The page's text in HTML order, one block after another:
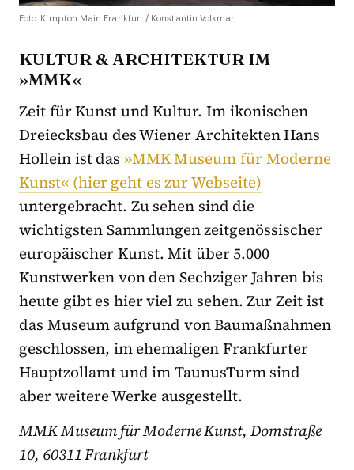
Foto: Kimpton Main Frankfurt / Konstantin Volkmar
KULTUR & ARCHITEKTUR IM
»MMK«
Zeit für Kunst und Kultur. Im ikonischen
Dreiecksbau des Wiener Architekten Hans
Hollein ist das »MMK Museum für Moderne
Kunst« (hier geht es zur Webseite)
untergebracht. Zu sehen sind die
wichtigsten Sammlungen zeitgenössischer
europäischer Kunst. Mit über 5.000
Kunstwerken von den Sechziger Jahren bis
heute gibt es hier viel zu sehen. Zur Zeit ist
das Museum aufgrund von Baumaßnahmen
geschlossen, im ehemaligen Frankfurter
Hauptzollamt und im TaunusTurm sind
aber weitere Werke ausgestellt.
MMK Museum für Moderne Kunst, Domstraße
10, 60311 Frankfurt